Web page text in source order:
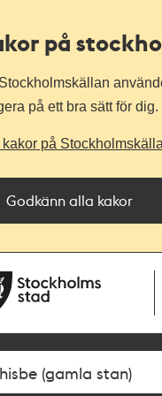
på
på ett bra sätt för dig.
kakor på
Godkänn alla kakor